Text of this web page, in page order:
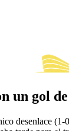
gol
desenlace